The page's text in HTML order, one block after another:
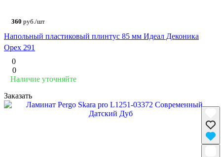
360 руб./шт
Напольный пластиковый плинтус 85 мм Идеал Деконика
Орех 291
0
0
Наличие уточняйте
Заказать